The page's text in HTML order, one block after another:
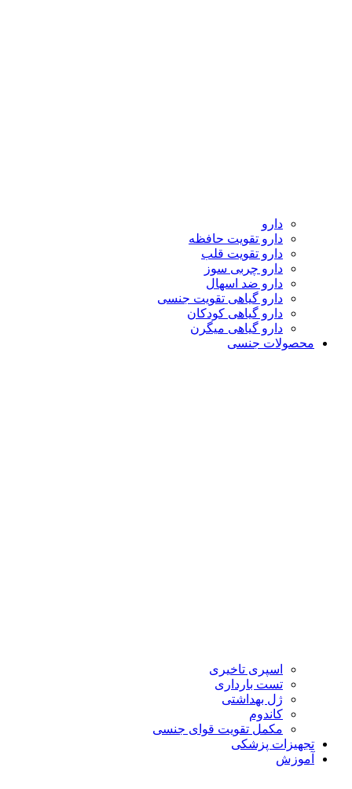
دارو
دارو تقویت حافظه
دارو تقویت قلب
دارو چربی سوز
دارو ضد اسهال
دارو گیاهی تقویت جنسی
دارو گیاهی کودکان
دارو گیاهی میگرن
محصولات جنسی
اسپری تاخیری
تست بارداری
ژل بهداشتی
کاندوم
مکمل تقویت قوای جنسی
تجهیزات پزشکی
آموزش